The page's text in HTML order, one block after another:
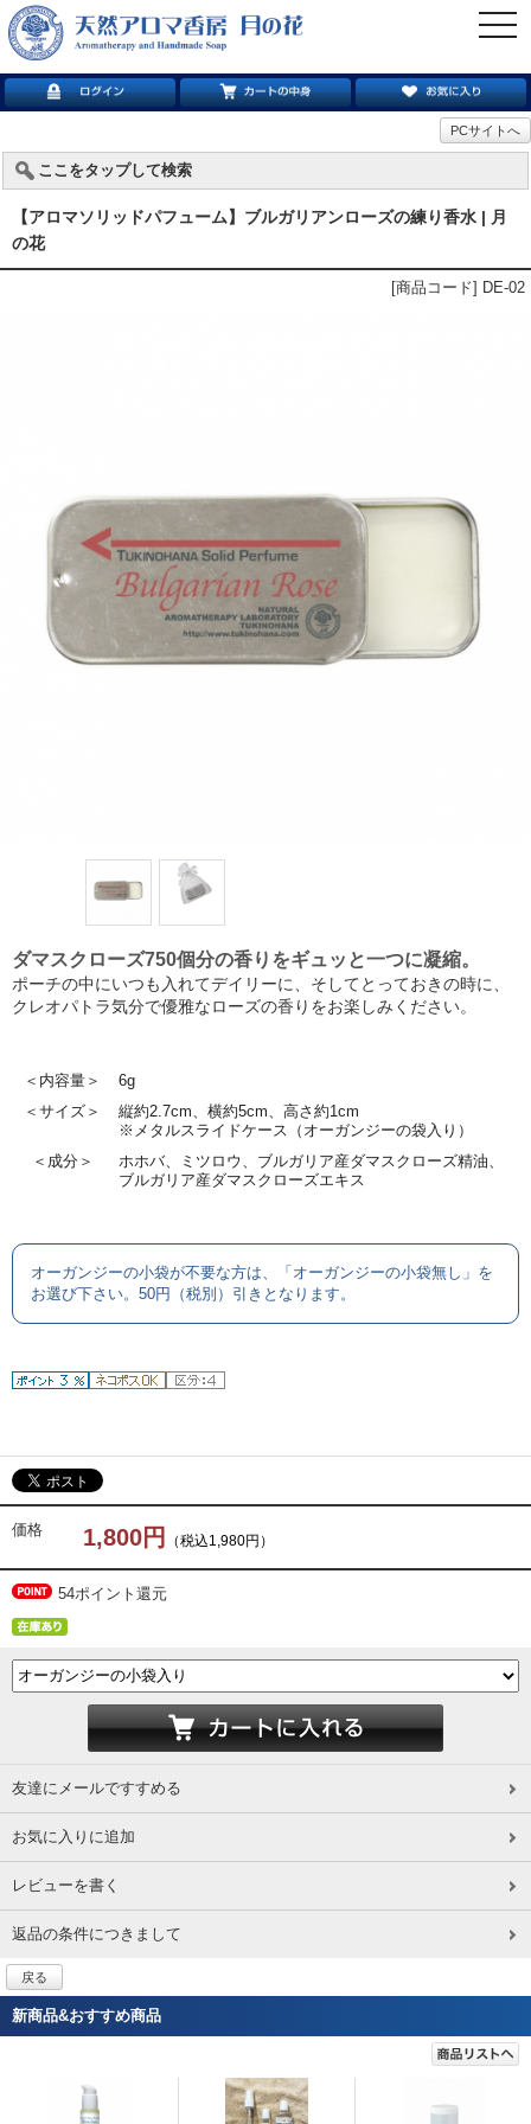
PCサイトへ
ここをタップして検索
【アロマソリッドパフューム】ブルガリアンローズの練り香水 | 月
の花
[商品コード] DE-02
ダマスクローズ750個分の香りをギュッと一つに凝縮。
ポーチの中にいつも入れてデイリーに、そしてとっておきの時に、
クレオパトラ気分で優雅なローズの香りをお楽しみください。
＜内容量＞
6g
＜サイズ＞
縦約2.7cm、横約5cm、高さ約1cm
※メタルスライドケース（オーガンジーの袋入り）
＜成分＞
ホホバ、ミツロウ、ブルガリア産ダマスクローズ精油、
ブルガリア産ダマスクローズエキス
オーガンジーの小袋が不要な方は、「オーガンジーの小袋無し」を
お選び下さい。50円（税別）引きとなります。
価格 1,800円 （税込1,980円）
54ポイント還元
友達にメールですすめる
お気に入りに追加
レビューを書く
返品の条件につきまして
戻る
新商品&おすすめ商品